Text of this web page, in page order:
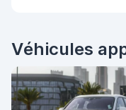
Véhicules